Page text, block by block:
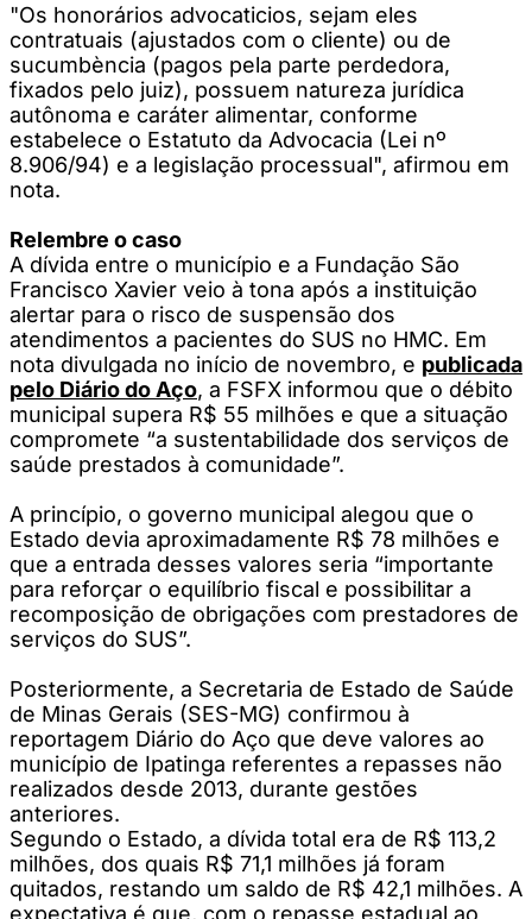
"Os honorários advocaticios, sejam eles
contratuais (ajustados com o cliente) ou de
sucumbència (pagos pela parte perdedora,
fixados pelo juiz), possuem natureza jurídica
autônoma e caráter alimentar, conforme
estabelece o Estatuto da Advocacia (Lei nº
8.906/94) e a legislação processual", afirmou em
nota.
Relembre o caso
A dívida entre o município e a Fundação São
Francisco Xavier veio à tona após a instituição
alertar para o risco de suspensão dos
atendimentos a pacientes do SUS no HMC. Em
nota divulgada no início de novembro, e publicada
pelo Diário do Aço, a FSFX informou que o débito
municipal supera R$ 55 milhões e que a situação
compromete “a sustentabilidade dos serviços de
saúde prestados à comunidade”.
A princípio, o governo municipal alegou que o
Estado devia aproximadamente R$ 78 milhões e
que a entrada desses valores seria “importante
para reforçar o equilíbrio fiscal e possibilitar a
recomposição de obrigações com prestadores de
serviços do SUS”.
Posteriormente, a Secretaria de Estado de Saúde
de Minas Gerais (SES-MG) confirmou à
reportagem Diário do Aço que deve valores ao
município de Ipatinga referentes a repasses não
realizados desde 2013, durante gestões
anteriores.
Segundo o Estado, a dívida total era de R$ 113,2
milhões, dos quais R$ 71,1 milhões já foram
quitados, restando um saldo de R$ 42,1 milhões. A
expectativa é que, com o repasse estadual ao